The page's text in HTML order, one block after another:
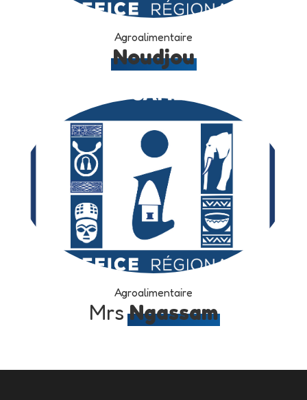
Agroalimentaire
Noudjou
Agroalimentaire
MrsNgassam